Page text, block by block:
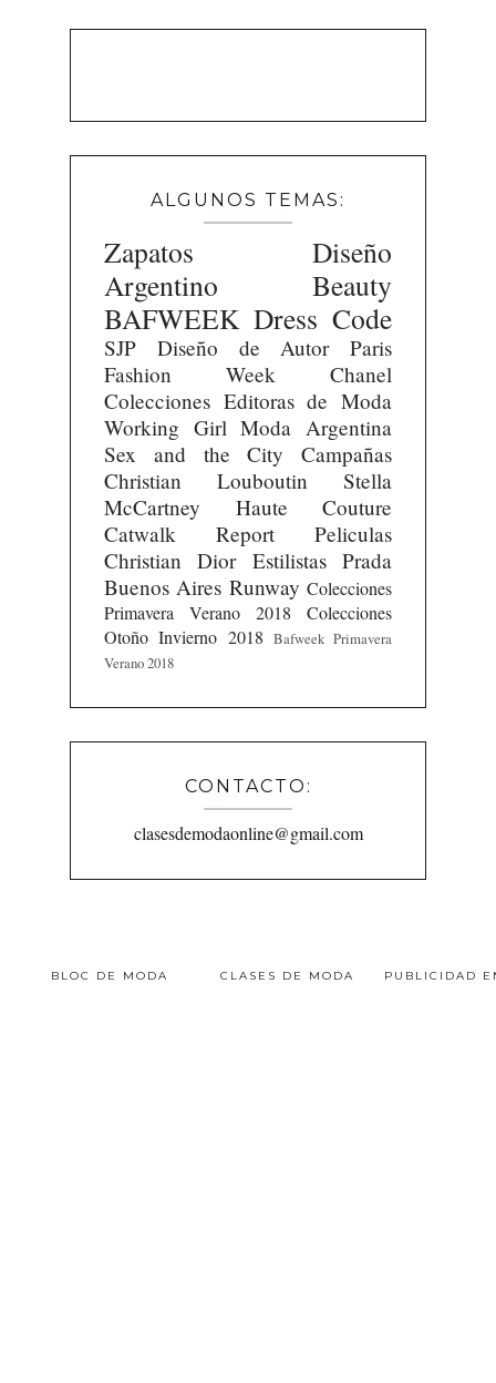
ALGUNOS TEMAS:
Zapatos
Diseño
Argentino
Beauty
BAFWEEK Dress Code
SJP Diseño de Autor
Paris
Fashion Week
Chanel
Colecciones Editoras de Moda
Working Girl Moda Argentina
Sex and the City
Campañas
Christian Louboutin
Stella
McCartney
Haute Couture
Catwalk Report
Peliculas
Christian Dior Estilistas Prada
Buenos Aires Runway Colecciones
Primavera Verano 2018
Colecciones
Otoño Invierno 2018 Bafweek Primavera
Verano 2018
CONTACTO:
clasesdemodaonline@gmail.com
BLOC DE MODA CLASES DE MODA PUBLICIDAD